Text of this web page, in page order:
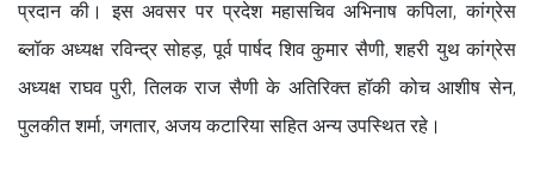
प्रदान की। इस अवसर पर प्रदेश महासचिव अभिनाष कपिला, कांग्रेस
ब्लॉक अध्यक्ष रविन्द्र सोहड़, पूर्व पार्षद शिव कुमार सैणी, शहरी युथ कांग्रेस
अध्यक्ष राघव पुरी, तिलक राज सैणी के अतिरिक्त हॉकी कोच आशीष सेन,
पुलकीत शर्मा, जगतार, अजय कटारिया सहित अन्य उपस्थित रहे।